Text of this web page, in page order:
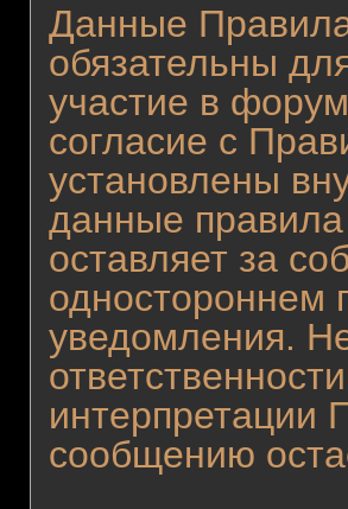
Данные
обязательны
участие в
согласие с
установлены
данные
оставляет за
одностороннем
уведомления.
интерпретации
сообщению